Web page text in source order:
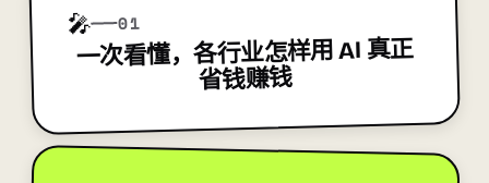
🎤 01
一次看懂，各行业怎样用 AI 真正
省钱赚钱